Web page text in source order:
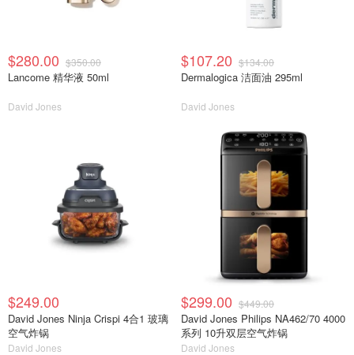
$280.00 $350.00
Lancome 精华液 50ml
David Jones
$107.20 $134.00
Dermalogica 洁面油 295ml
David Jones
$249.00
David Jones Ninja Crispi 4合1 玻璃
空气炸锅
David Jones
$299.00 $449.00
David Jones Philips NA462/70 4000
系列 10升双层空气炸锅
David Jones